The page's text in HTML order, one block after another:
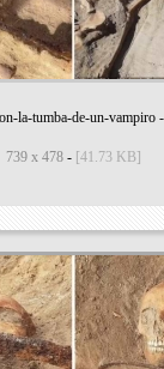
la-tumba-de-un-vampiro
739 x 478- [41.73 KB]